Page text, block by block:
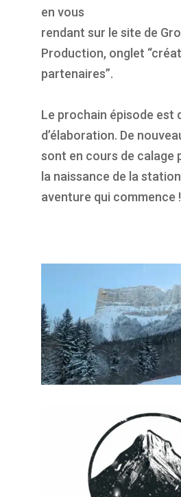
en vous
rendant sur le site de
Production, onglet
partenaires”.
Le prochain épisode est
d’élaboration. De
sont en cours de calage
la naissance de la
aventure qui commence !